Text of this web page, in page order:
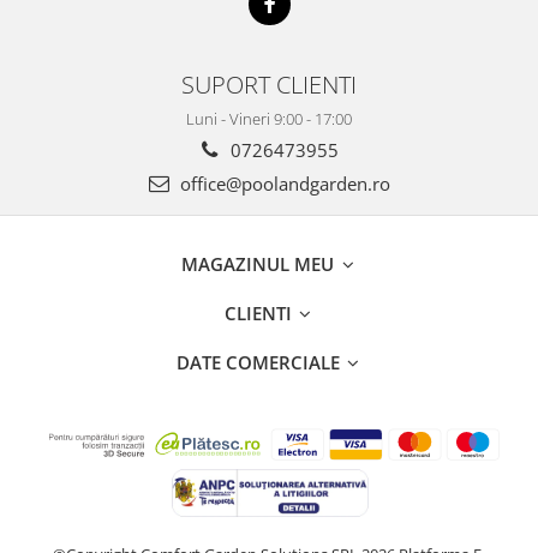
SUPORT CLIENTI
Luni - Vineri 9:00 - 17:00
0726473955
office@poolandgarden.ro
MAGAZINUL MEU
CLIENTI
DATE COMERCIALE